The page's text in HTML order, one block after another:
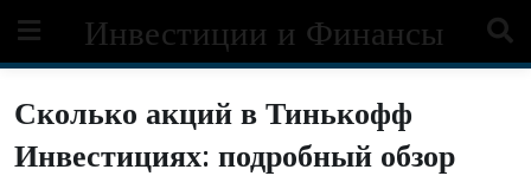
content
Инвестиции и Финансы
Сколько акций в Тинькофф
Инвестициях: подробный обзор